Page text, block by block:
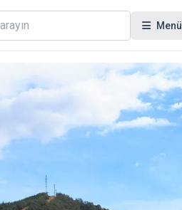
Menü